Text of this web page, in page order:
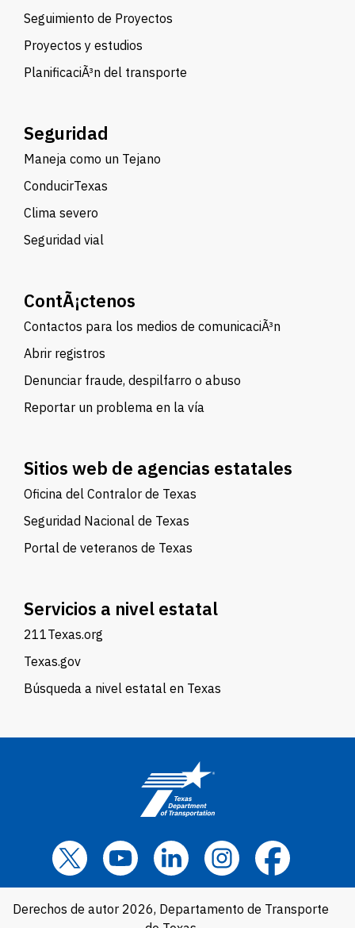
Seguimiento de Proyectos
Proyectos y estudios
PlanificaciÃ³n del transporte
Seguridad
Maneja como un Tejano
ConducirTexas
Clima severo
Seguridad vial
ContÃ¡ctenos
Contactos para los medios de comunicaciÃ³n
Abrir registros
Denunciar fraude, despilfarro o abuso
Reportar un problema en la vía
Sitios web de agencias estatales
Oficina del Contralor de Texas
Seguridad Nacional de Texas
Portal de veteranos de Texas
Servicios a nivel estatal
211Texas.org
Texas.gov
Búsqueda a nivel estatal en Texas
Derechos de autor 2026, Departamento de Transporte